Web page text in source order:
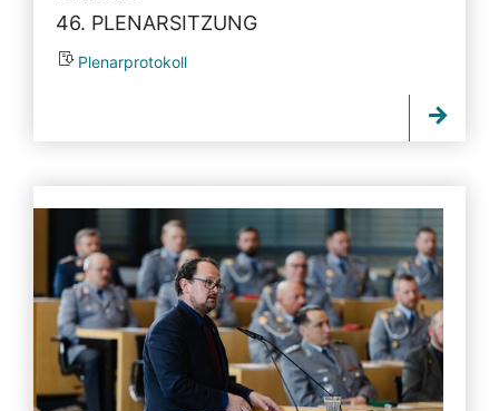
46. PLENARSITZUNG
Plenarprotokoll